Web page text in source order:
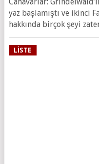
yaz başlamıştı ve ikinci
hakkında birçok şeyi
LISTE